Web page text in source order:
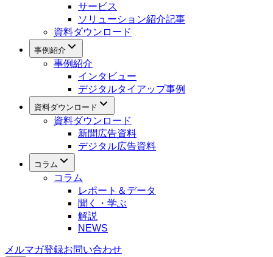
サービス
ソリューション紹介記事
資料ダウンロード
事例紹介
事例紹介
インタビュー
デジタルタイアップ事例
資料ダウンロード
資料ダウンロード
新聞広告資料
デジタル広告資料
コラム
コラム
レポート＆データ
聞く・学ぶ
解説
NEWS
メルマガ登録お問い合わせ